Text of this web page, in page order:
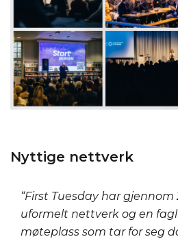
Nyttige nettverk
“First Tuesday har
uformelt nettverk og en
møteplass som tar for seg